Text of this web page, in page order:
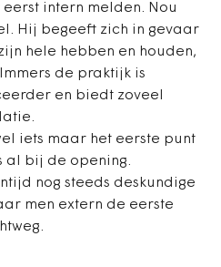
intern melden. Nou
Hij begeeft zich in gevaar
hele hebben en houden,
de praktijk is
en biedt zoveel
iets maar het eerste punt
al bij de opening.
nog steeds deskundige
men extern de eerste